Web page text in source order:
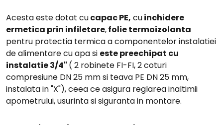
Acesta este dotat cucapac PE, cuinchidere
ermetica prin infiletare,folie termoizolanta
pentru protectia termica a componentelor instalatiei
de alimentare cu apa si este preechipat cu
instalatie 3/4" ( 2 robinete FI-FI, 2 coturi
compresiune DN 25 mm si teava PE DN 25 mm,
instalata in "X"), ceea ce asigura reglarea inaltimii
apometrului, usurinta si siguranta in montare.